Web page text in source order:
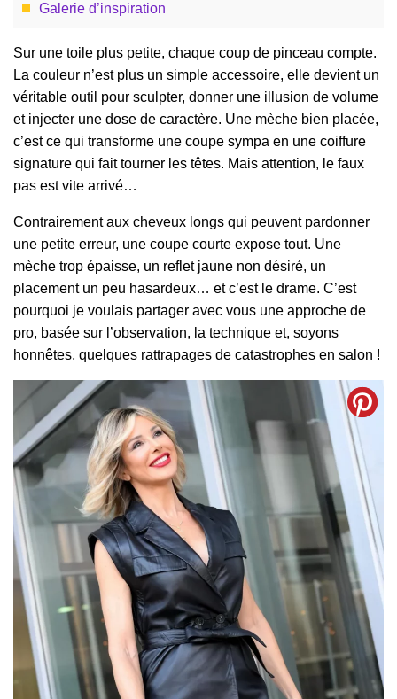
Galerie d’inspiration
Sur une toile plus petite, chaque coup de pinceau compte.
La couleur n’est plus un simple accessoire, elle devient un
véritable outil pour sculpter, donner une illusion de volume
et injecter une dose de caractère. Une mèche bien placée,
c’est ce qui transforme une coupe sympa en une coiffure
signature qui fait tourner les têtes. Mais attention, le faux
pas est vite arrivé…
Contrairement aux cheveux longs qui peuvent pardonner
une petite erreur, une coupe courte expose tout. Une
mèche trop épaisse, un reflet jaune non désiré, un
placement un peu hasardeux… et c’est le drame. C’est
pourquoi je voulais partager avec vous une approche de
pro, basée sur l’observation, la technique et, soyons
honnêtes, quelques rattrapages de catastrophes en salon !